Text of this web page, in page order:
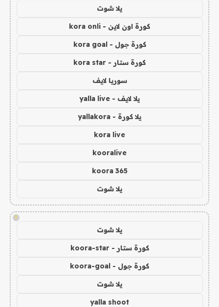
يلا شوت
كورة اون لاين - kora onli
كورة جول - kora goal
كورة ستار - kora star
سوريا لايف
يلا لايف - yalla live
يلا كورة - yallakora
kora live
kooralive
koora 365
يلا شوت
!
يلا شوت
كورة ستار - koora-star
كورة جول - koora-goal
يلا شوت
yalla shoot